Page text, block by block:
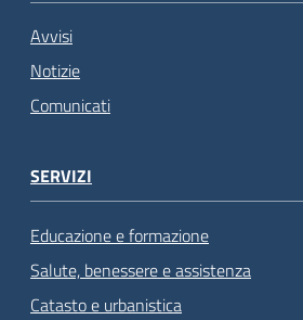
Avvisi
Notizie
Comunicati
SERVIZI
Educazione e formazione
Salute, benessere e assistenza
Catasto e urbanistica